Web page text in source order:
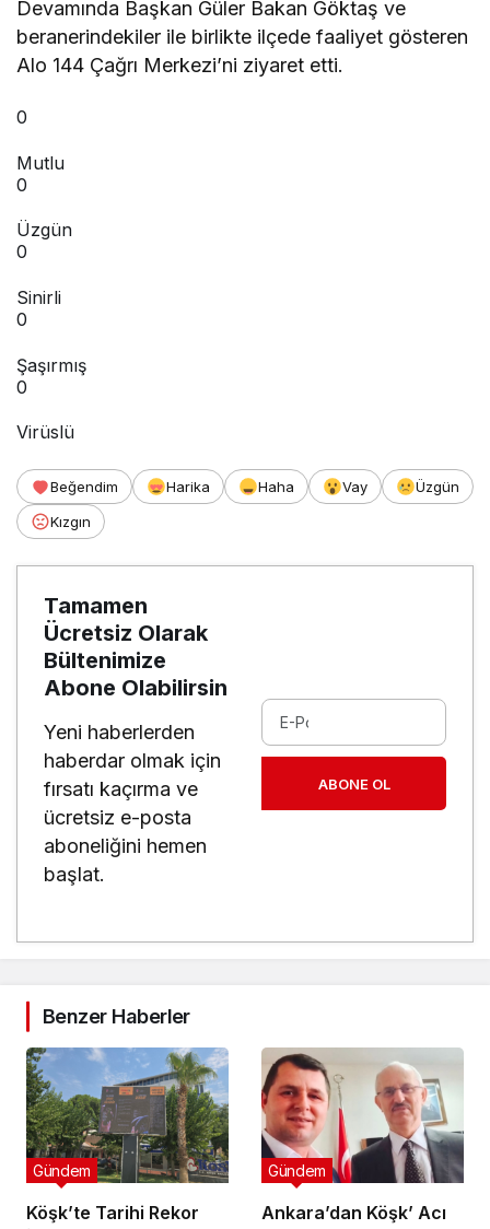
Devamında Başkan Güler Bakan Göktaş ve
beranerindekiler ile birlikte ilçede faaliyet gösteren
Alo 144 Çağrı Merkezi’ni ziyaret etti.
0
Mutlu
0
Üzgün
0
Sinirli
0
Şaşırmış
0
Virüslü
Beğendim Harika Haha Vay
Üzgün
Kızgın
Tamamen
Ücretsiz Olarak
Bültenimize
Abone Olabilirsin
Yeni haberlerden
haberdar olmak için
fırsatı kaçırma ve
ücretsiz e-posta
aboneliğini hemen
başlat.
ABONE OL
Benzer Haberler
Köşk’te Tarihi Rekor
Gündem
Ankara’dan Köşk’ Acı
Gündem